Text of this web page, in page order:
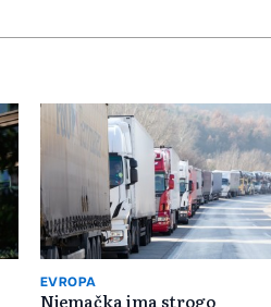
EVROPA
Njemačka ima strogo